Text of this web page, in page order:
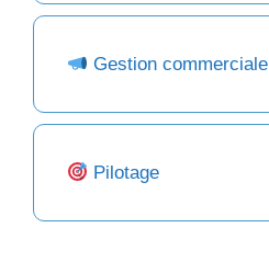
Gestion commerciale
Pilotage